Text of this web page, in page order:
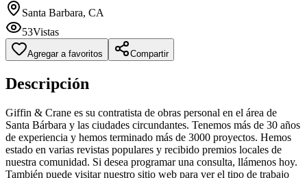
Santa Barbara, CA
53Vistas
Agregar a favoritos Compartir
Descripción
Giffin & Crane es su contratista de obras personal en el área de
Santa Bárbara y las ciudades circundantes. Tenemos más de 30 años
de experiencia y hemos terminado más de 3000 proyectos. Hemos
estado en varias revistas populares y recibido premios locales de
nuestra comunidad. Si desea programar una consulta, llámenos hoy.
También puede visitar nuestro sitio web para ver el tipo de trabajo